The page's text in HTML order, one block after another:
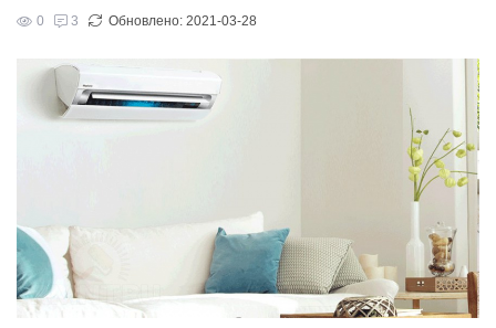
0 3 Обновлено: 2021-03-28